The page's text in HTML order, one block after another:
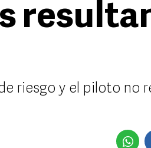
riesgo y el piloto no